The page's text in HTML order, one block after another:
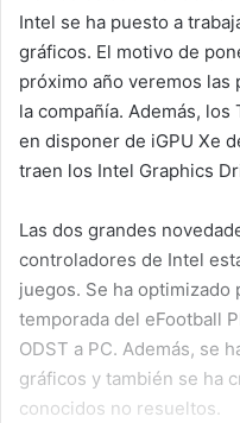
Intel se ha puesto a
gráficos. El motivo de
próximo año veremos las
la compañía. Además,
en disponer de iGPU Xe
traen los Intel Graphics
Las dos grandes
controladores de Intel
juegos. Se ha optimizado
temporada del eFootball
ODST a PC. Además, se
gráficos y también se ha
conocidos no resueltos.